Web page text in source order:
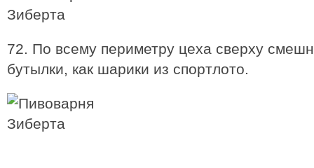
72. По всему периметру цеха сверху
бутылки, как шарики из спортлото.